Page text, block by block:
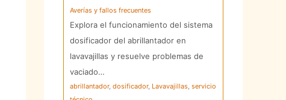
Averías y fallos frecuentes
Explora el funcionamiento del sistema
dosificador del abrillantador en
lavavajillas y resuelve problemas de
vaciado…
abrillantador, dosificador, Lavavajillas, servicio